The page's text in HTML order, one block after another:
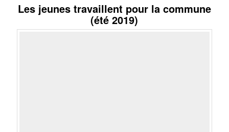
Les jeunes travaillent pour la commune
(été 2019)